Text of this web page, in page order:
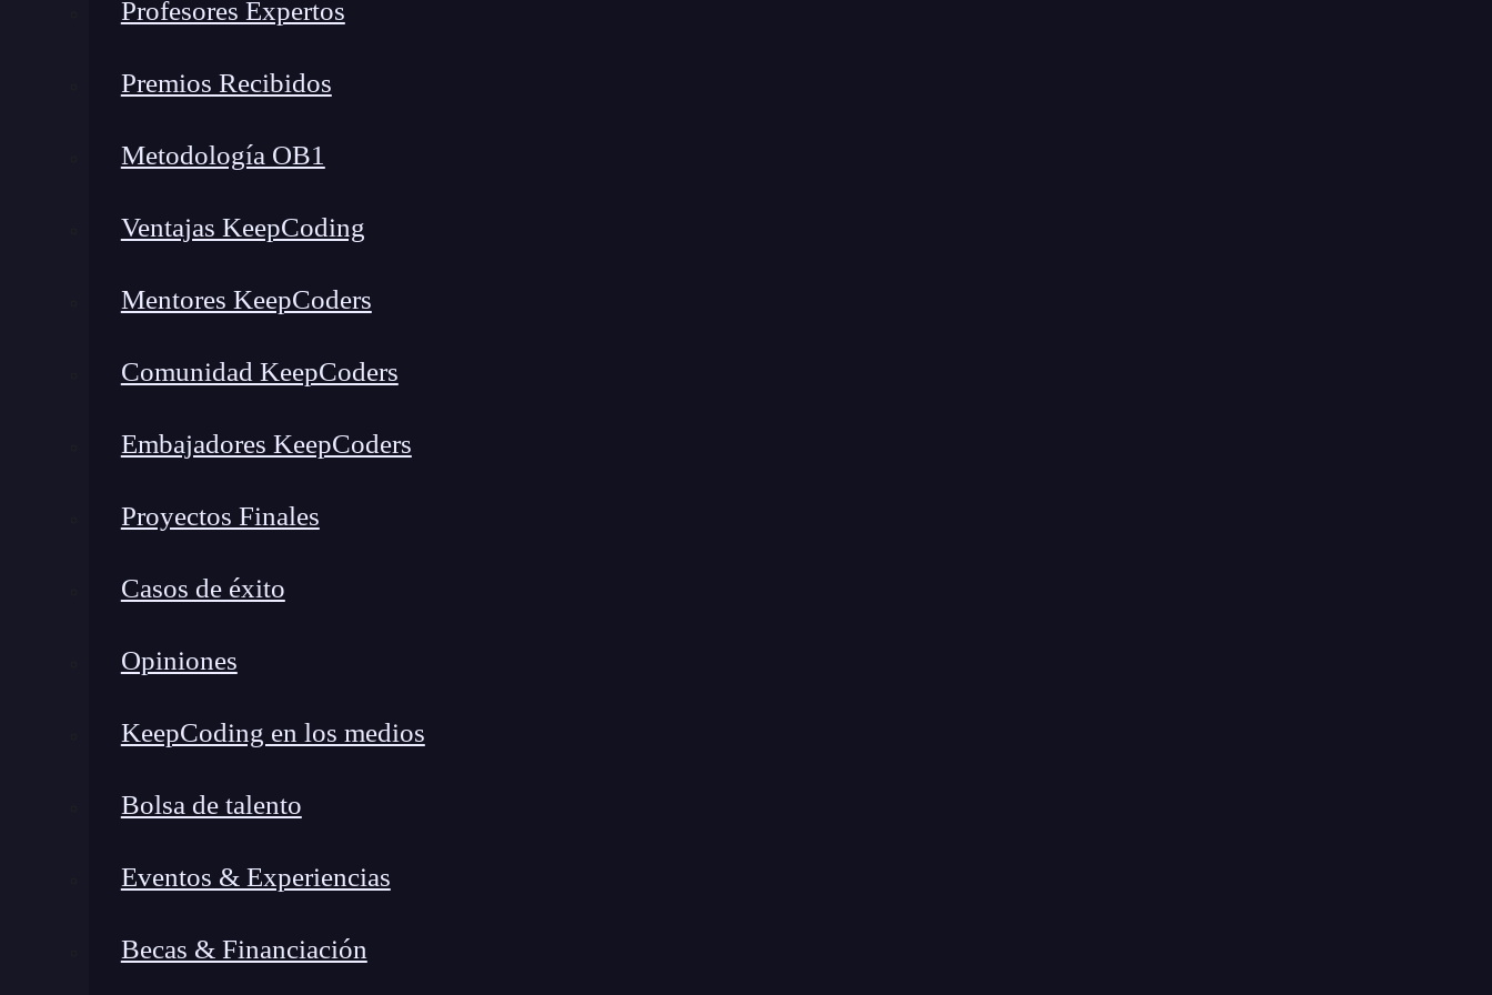
Profesores Expertos
Premios Recibidos
Metodología OB1
Ventajas KeepCoding
Mentores KeepCoders
Comunidad KeepCoders
Embajadores KeepCoders
Proyectos Finales
Casos de éxito
Opiniones
KeepCoding en los medios
Bolsa de talento
Eventos & Experiencias
Becas & Financiación
¿Qué encontrarás en este post?
Ingeniería en minas
Sistemas e informática
Ingeniería eléctrica
Ingeniería industrial
Lo que dicen las estadísticas
Carreras mejor pagadas en Argentina
Ingeniería en minas